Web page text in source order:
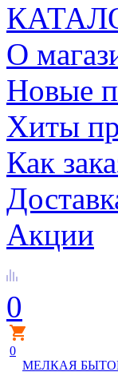
О
Новые
Хиты
Как
Акции
0
0
МЕЛКАЯ